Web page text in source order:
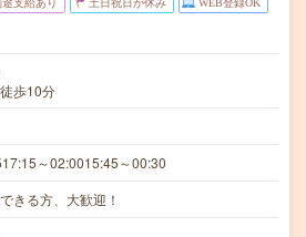
支給あり 土日祝日が休み WEB登録OK
歩10分
～02:0015:45～00:30
きる方、大歓迎！